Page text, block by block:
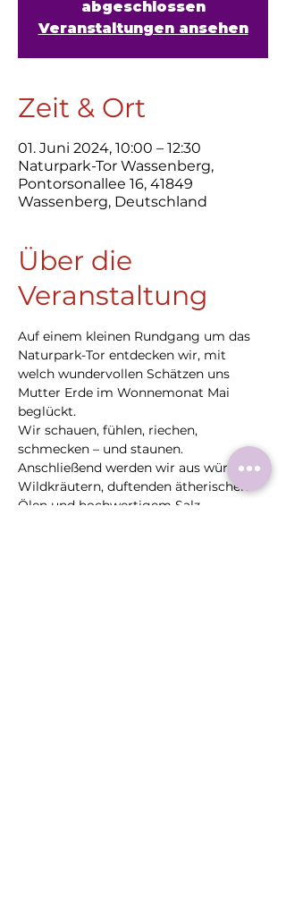
abgeschlossen
Veranstaltungen ansehen
Zeit & Ort
01. Juni 2024, 10:00 – 12:30
Naturpark-Tor Wassenberg,
Pontorsonallee 16, 41849
Wassenberg, Deutschland
Über die
Veranstaltung
Auf einem kleinen Rundgang um das
Naturpark-Tor entdecken wir, mit
welch wundervollen Schätzen uns
Mutter Erde im Wonnemonat Mai
beglückt.
Wir schauen, fühlen, riechen,
schmecken – und staunen.
Anschließend werden wir aus würzigen
Wildkräutern, duftenden ätherischen
Ölen und hochwertigem Salz